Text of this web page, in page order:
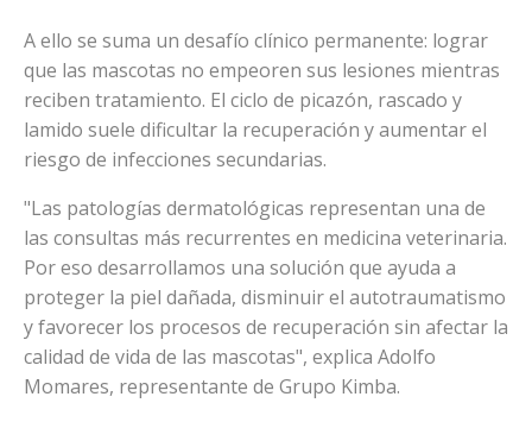
A ello se suma un desafío clínico permanente: lograr
que las mascotas no empeoren sus lesiones mientras
reciben tratamiento. El ciclo de picazón, rascado y
lamido suele dificultar la recuperación y aumentar el
riesgo de infecciones secundarias.
"Las patologías dermatológicas representan una de
las consultas más recurrentes en medicina veterinaria.
Por eso desarrollamos una solución que ayuda a
proteger la piel dañada, disminuir el autotraumatismo
y favorecer los procesos de recuperación sin afectar la
calidad de vida de las mascotas", explica Adolfo
Momares, representante de Grupo Kimba.